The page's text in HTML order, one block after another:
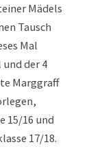
Mädels
Tausch
Mal
der 4
Marggraff
15/16 und
17/18.